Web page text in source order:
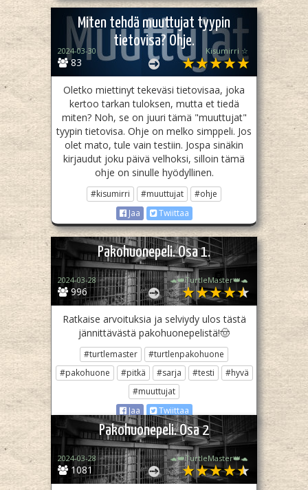
Miten tehdä muuttujat tyypin
tietovisa? Ohje.
83
2024-03-30 Kisumirri ☆
Oletko miettinyt tekeväsi tietovisaa, joka
kertoo tarkan tuloksen, mutta et tiedä
miten? Noh, se on juuri tämä "muuttujat"
tyypin tietovisa. Ohje on melko simppeli. Jos
olet mato, tule vain testiin. Jospa sinäkin
kirjaudut joku päivä velhoksi, silloin tämä
ohje on sinulle hyödyllinen.
#kisumirri #muuttujat
#ohje
Jaa
Twiittaa
Pakohuonepeli. Osa 1.
996
2024-03-28 🐢👑TurtleMaster👑🐢
Ratkaise arvoituksia ja selviydy ulos tästä
jännittävästä pakohuonepelistä!🤠
#turtlemaster
#turtlenpakohuone
#pakohuone
#pitkä #sarja #testi
#hyvä
#muuttujat
Jaa
Twiittaa
Pakohuonepeli. Osa 2
1081
2024-03-28 🐢👑TurtleMaster👑🐢